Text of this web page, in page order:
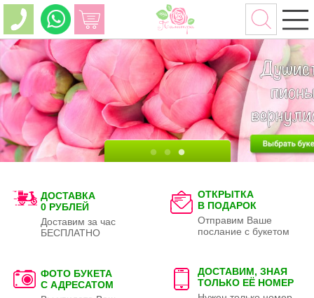
ДОСТАВКА
0 РУБЛЕЙ
Доставим за час
БЕСПЛАТНО
ОТКРЫТКА
В ПОДАРОК
Отправим Ваше
послание с букетом
ФОТО БУКЕТА
С АДРЕСАТОМ
ДОСТАВИМ, ЗНАЯ
ТОЛЬКО ЕЁ НОМЕР